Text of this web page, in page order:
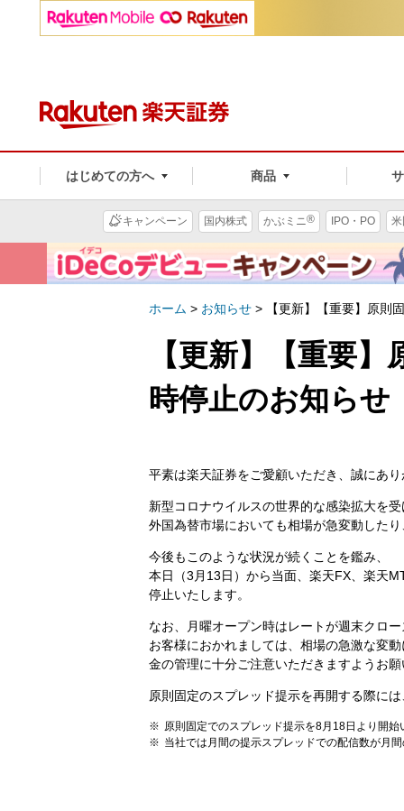
はじめての方へ 商品
キャンペーン 国内株式 かぶミニ® IPO・PO
ホーム > お知らせ > 【更新】【重要】原則
【更新】【重要
時停止のお知らせ
平素は楽天証券をご愛顧いただき、誠にあ
新型コロナウイルスの世界的な感染拡大を
外国為替市場においても相場が急変動した
今後もこのような状況が続くことを鑑み、
本日（3月13日）から当面、楽天FX、楽天
停止いたします。
なお、月曜オープン時はレートが週末クロ
お客様におかれましては、相場の急激な変
金の管理に十分ご注意いただきますようお
原則固定のスプレッド提示を再開する際に
原則固定でのスプレッド提示を8月18日より開始
当社では月間の提示スプレッドでの配信数が月